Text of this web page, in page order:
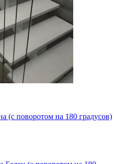
(с поворотом на 180 градусов)